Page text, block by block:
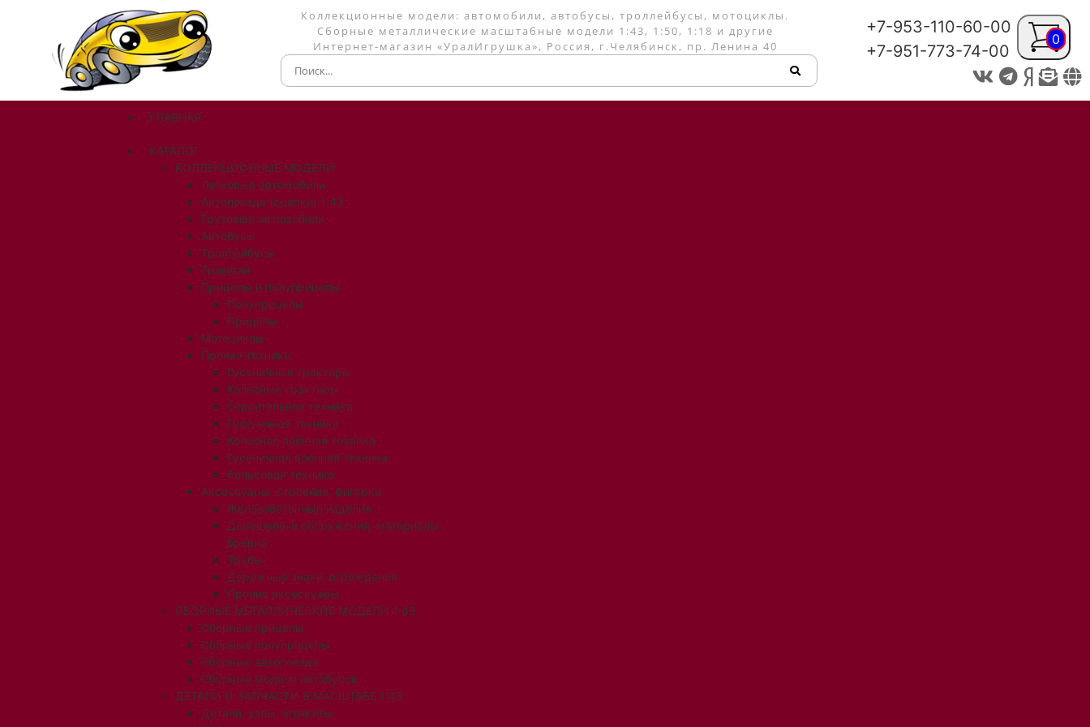
Коллекционные модели: автомобили, автобусы, троллейбусы, мотоциклы.
Сборные металлические масштабные модели 1:43, 1:50, 1:18 и другие
Интернет-магазин «УралИгрушка», Россия, г.Челябинск, пр. Ленина 40
+7-953-110-60-00
+7-951-773-74-00
ГЛАВНАЯ
КАТАЛОГ
КОЛЛЕКЦИОННЫЕ МОДЕЛИ
Легковые автомобили
Автопоезда (сцепки) 1:43
Грузовые автомобили
Автобусы
Троллейбусы
Трамваи
Прицепы и полуприцепы
Полуприцепы
Прицепы
Мотоциклы
Прочая техника
Гусеничные тракторы
Колесные тракторы
Строительная техника
Гусеничная техника
Колесная военная техника
Гусеничная военная техника
Рельсовая техника
Аксессуары, строения, фигурки
Железобетонные изделия
Деревянные сооружения, материалы,
бревна
Трубы
Дорожные знаки, ограждения
Прочие аксессуары
СБОРНЫЕ МЕТАЛЛИЧЕСКИЕ МОДЕЛИ 1:43
Сборные прицепы
Сборные полуприцепы
Сборные автопоезда
Сборные модели автобусов
ДЕТАЛИ И ЗАПЧАСТИ В МАСШТАБЕ 1:43
Детали, узлы, агрегаты
0